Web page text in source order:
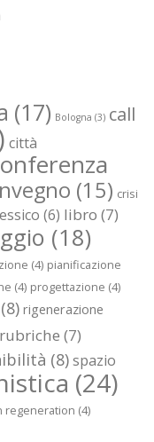
(17) Bologna (3) call
città
(15) crisi
(6) libro (7)
(18)
(4) pianificazione
(4) progettazione (4)
(8) rigenerazione
rubriche (7)
(8)spazio
(24)
regeneration (4)